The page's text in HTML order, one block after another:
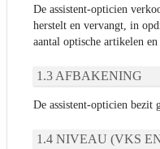
De assistent-opticien
herstelt en vervangt, in
aantal optische artikelen
AFBAKENING
De assistent-opticien bezit
NIVEAU (VKS